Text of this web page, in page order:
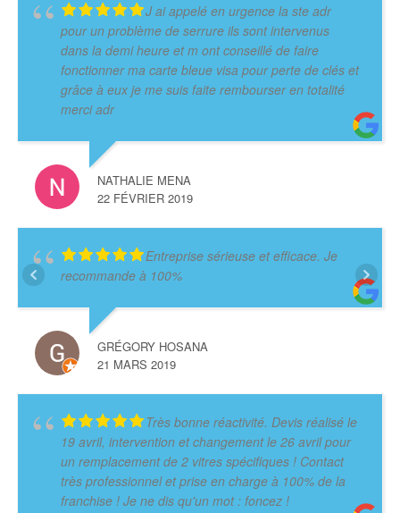
J ai appelé en urgence la ste adr
pour un problème de serrure ils sont intervenus
dans la demi heure et m ont conseillé de faire
fonctionner ma carte bleue visa pour perte de clés et
grâce à eux je me suis faite rembourser en totalité
merci adr
NATHALIE MENA
22 FÉVRIER 2019
Entreprise sérieuse et efficace. Je
recommande à 100%
GRÉGORY HOSANA
21 MARS 2019
Très bonne réactivité. Devis réalisé le
19 avril, intervention et changement le 26 avril pour
un remplacement de 2 vitres spécifiques ! Contact
très professionnel et prise en charge à 100% de la
franchise ! Je ne dis qu'un mot : foncez !